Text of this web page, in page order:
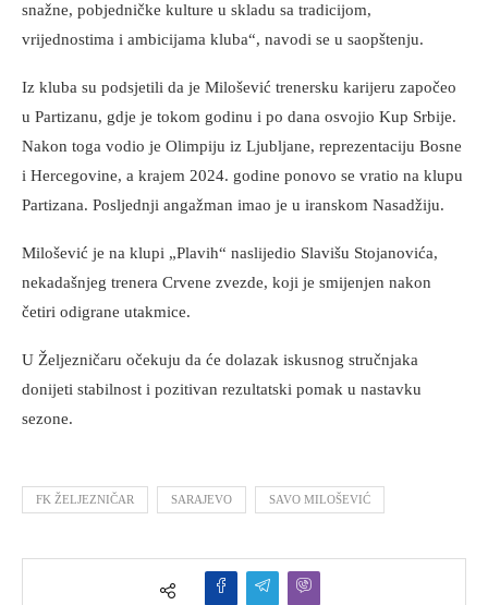
snažne, pobjedničke kulture u skladu sa tradicijom,
vrijednostima i ambicijama kluba“, navodi se u saopštenju.
Iz kluba su podsjetili da je Milošević trenersku karijeru započeo
u Partizanu, gdje je tokom godinu i po dana osvojio Kup Srbije.
Nakon toga vodio je Olimpiju iz Ljubljane, reprezentaciju Bosne
i Hercegovine, a krajem 2024. godine ponovo se vratio na klupu
Partizana. Posljednji angažman imao je u iranskom Nasadžiju.
Milošević je na klupi „Plavih“ naslijedio Slavišu Stojanovića,
nekadašnjeg trenera Crvene zvezde, koji je smijenjen nakon
četiri odigrane utakmice.
U Željezničaru očekuju da će dolazak iskusnog stručnjaka
donijeti stabilnost i pozitivan rezultatski pomak u nastavku
sezone.
FK ŽELJEZNIČAR SARAJEVO SAVO MILOŠEVIĆ